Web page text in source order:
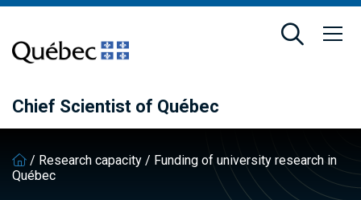
main
content
footer
Chief Scientist of Québec
/ Research capacity / Funding of university research in
Québec